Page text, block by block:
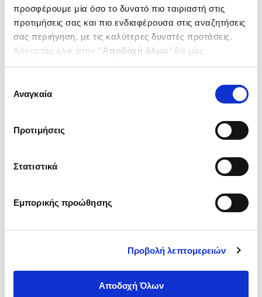
προσφέρουμε μία όσο το δυνατό πιο ταιριαστή στις
προτιμήσεις σας και πιο ενδιαφέρουσα στις αναζητήσεις
σας περιήγηση, με τις καλύτερες δυνατές προτάσεις.
Κάνοντας κλικ στην ‘’Αποδοχή όλων’’ θα μας
βοηθήσετε να ανταποκριθούμε στα παραπάνω.
ενδιαφέρουν και να επιλέξετε από τα παρακάτω με την
΄΄και να ενημερωθείτε σχετικά με
συγκατάθεσης
Αναγκαία
Προτιμήσεις
Στατιστικά
Εμπορικής προώθησης
Προβολή λεπτομερειών
Αποδοχή Όλων
(0
Η βεράντα με τις βουκαμβίλιες
Κωδ. Πολιτείας:
1-1 από 1 προϊόντα